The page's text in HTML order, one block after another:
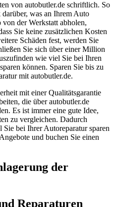
von autobutler.de schriftlich. So
was an Ihrem Auto
der Werkstatt abholen,
Sie keine zusätzlichen Kosten
Schäden fest, werden Sie
Sie sich über einer Million
wie viel Sie bei Ihren
können. Sparen Sie bis zu
mit autobutler.de.
mit einer Qualitätsgarantie
die über autobutler.de
Es ist immer eine gute Idee,
zu vergleichen. Dadurch
bei Ihrer Autoreparatur sparen
und buchen Sie einen
der
Reparaturen